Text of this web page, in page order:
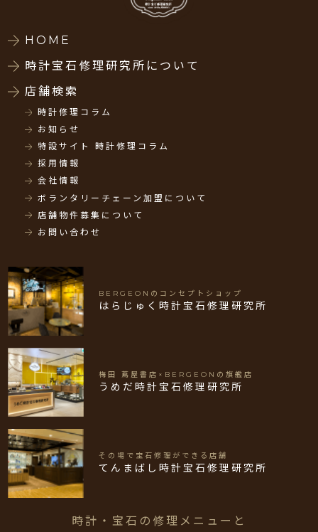
HOME
時計宝石修理研究所について
店舗検索
時計修理コラム
お知らせ
特設サイト 時計修理コラム
採用情報
会社情報
ボランタリーチェーン加盟について
店舗物件募集について
お問い合わせ
BERGEONのコンセプトショップ
はらじゅく時計宝石修理研究所
梅田 蔦屋書店×BERGEONの旗艦店
うめだ時計宝石修理研究所
その場で宝石修理ができる店舗
てんまばし時計宝石修理研究所
時計・宝石の修理メニューと